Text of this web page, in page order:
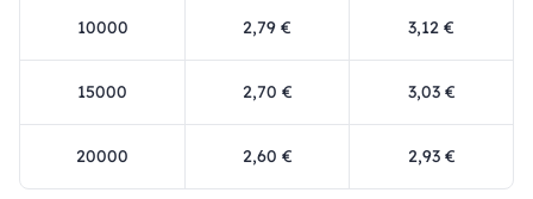
10000 2,79 € 3,12 €
15000 2,70 € 3,03 €
20000 2,60 € 2,93 €